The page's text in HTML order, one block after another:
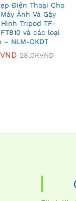
Điện Thoại Cho
Ảnh Và Gậy
Tripod TF-
FT810 và các loại
– NLM-DKDT
VND 28,0KVND
VND 28,0KVND